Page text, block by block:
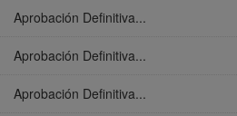
Aprobación Definitiva...
Aprobación Definitiva...
Aprobación Definitiva...